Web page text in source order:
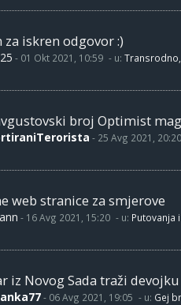
iskren odgovor :)
- 01 Okt 2021, 10:59 - u:
broj Optimist
- 25 Avg 2021, 20:20
web stranice za smjerove
- 16 Avg 2021, 15:20 - u: Putovanja
iz Novog Sada traži
- 06 Avg 2021, 19:05 - u: Gej